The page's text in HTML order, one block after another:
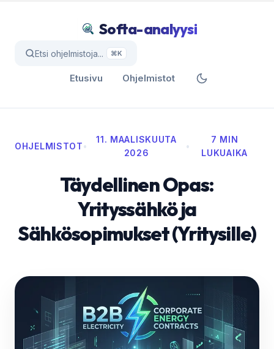
Softa-analyysi
Etsi ohjelmistoja... ⌘K
Etusivu Ohjelmistot
OHJELMISTOT•
11. MAALISKUUTA
2026
•
7 MIN
LUKUAIKA
Täydellinen Opas:
Yrityssähkö ja
Sähkösopimukset (Yritysille)